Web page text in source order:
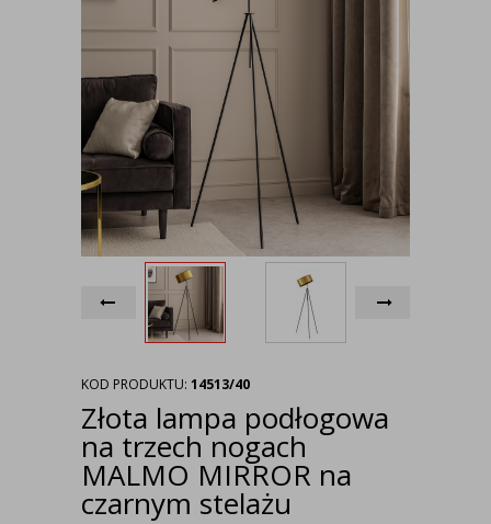
KOD PRODUKTU: 14513/40
Złota lampa podłogowa
na trzech nogach
MALMO MIRROR na
czarnym stelażu